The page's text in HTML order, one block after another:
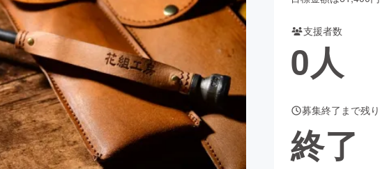
チャレンジ ビューティー・ヘルスケア
CAMPFIRE for Social GoodCAMPFIRE Creation
CAMPFIREふるさと納税
machi-ya
支援者数
0人
募集終了まで残り
終了